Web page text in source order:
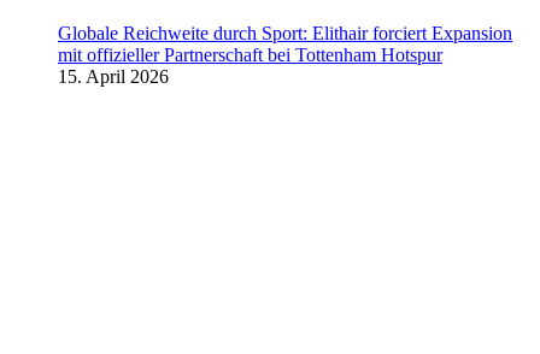
Globale Reichweite durch Sport: Elithair forciert Expansion
mit offizieller Partnerschaft bei Tottenham Hotspur
15. April 2026